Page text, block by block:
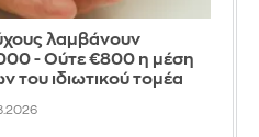
λαμβάνουν
- Ούτε €800 η μέση
του ιδιωτικού τομέα